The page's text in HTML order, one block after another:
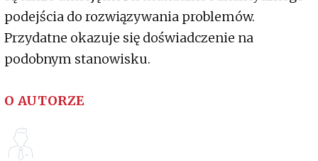
podejścia do rozwiązywania problemów.
Przydatne okazuje się doświadczenie na
podobnym stanowisku.
O AUTORZE